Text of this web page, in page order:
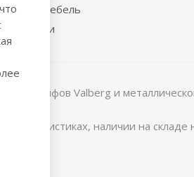
мебель
двери
сейфов Valberg и
наличии на